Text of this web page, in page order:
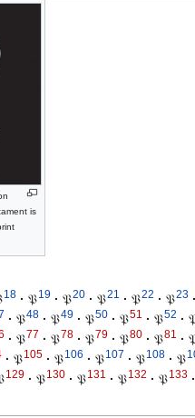
is
18 · 𝔓19 · 𝔓20 · 𝔓21 · 𝔓22 · 𝔓23 ·
· 𝔓48 · 𝔓49 · 𝔓50 · 𝔓51 · 𝔓52 ·
· 𝔓77 · 𝔓78 · 𝔓79 · 𝔓80 · 𝔓81 ·
· 𝔓105 · 𝔓106 · 𝔓107 · 𝔓108 · 𝔓
129 · 𝔓130 · 𝔓131 · 𝔓132 · 𝔓133 ·